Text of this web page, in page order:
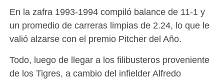
En la zafra 1993-1994 compiló balance de 11-1 y
un promedio de carreras limpias de 2.24, lo que le
valió alzarse con el premio Pitcher del Año.
Todo, luego de llegar a los filibusteros proveniente
de los Tigres, a cambio del infielder Alfredo